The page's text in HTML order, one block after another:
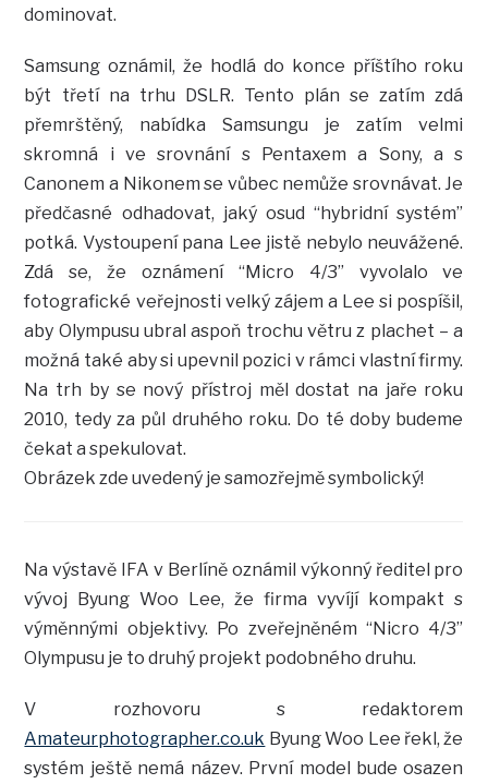
dominovat.
Samsung oznámil, že hodlá do konce příštího roku
být třetí na trhu DSLR. Tento plán se zatím zdá
přemrštěný, nabídka Samsungu je zatím velmi
skromná i ve srovnání s Pentaxem a Sony, a s
Canonem a Nikonem se vůbec nemůže srovnávat. Je
předčasné odhadovat, jaký osud “hybridní systém”
potká. Vystoupení pana Lee jistě nebylo neuvážené.
Zdá se, že oznámení “Micro 4/3” vyvolalo ve
fotografické veřejnosti velký zájem a Lee si pospíšil,
aby Olympusu ubral aspoň trochu větru z plachet – a
možná také aby si upevnil pozici v rámci vlastní firmy.
Na trh by se nový přístroj měl dostat na jaře roku
2010, tedy za půl druhého roku. Do té doby budeme
čekat a spekulovat.
Obrázek zde uvedený je samozřejmě symbolický!
Na výstavě IFA v Berlíně oznámil výkonný ředitel pro
vývoj Byung Woo Lee, že firma vyvíjí kompakt s
výměnnými objektivy. Po zveřejněném “Nicro 4/3”
Olympusu je to druhý projekt podobného druhu.
V rozhovoru s redaktorem
Amateurphotographer.co.uk Byung Woo Lee řekl, že
systém ještě nemá název. První model bude osazen